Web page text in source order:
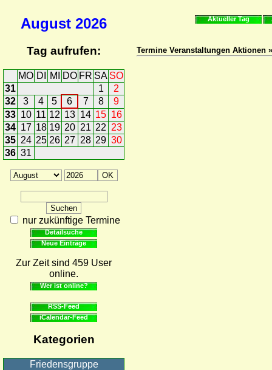
August 2026
Tag aufrufen:
MO DI MI DO FR SA SO
31
1
2
32
3 4 5 6 7 8
9
33 10 11 12 13 14 15 16
34 17 18 19 20 21 22 23
35 24 25 26 27 28 29 30
36 31
nur zukünftige Termine
Detailsuche
Neue Einträge
Zur Zeit sind 459 User
online.
Wer ist online?
RSS-Feed
iCalendar-Feed
Kategorien
Friedensgruppe
Aktueller Tag
Termine Veranstaltungen Aktionen